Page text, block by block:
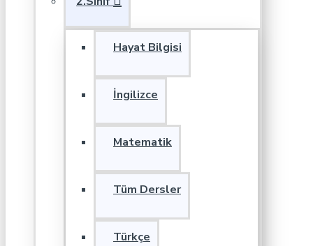
Hayat Bilgisi
İngilizce
Matematik
Tüm Dersler
Türkçe